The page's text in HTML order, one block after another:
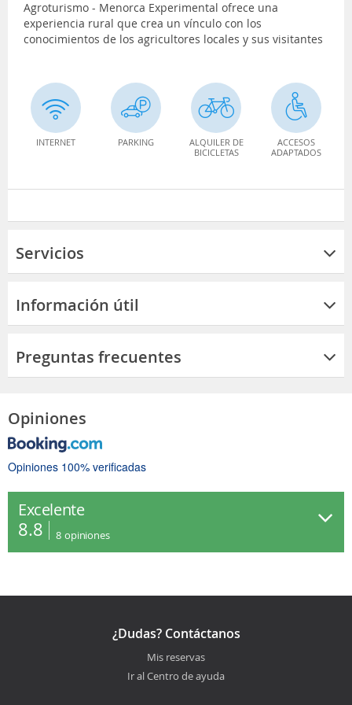
Agroturismo - Menorca Experimental ofrece una
experiencia rural que crea un vínculo con los
conocimientos de los agricultores locales y sus visitantes
INTERNET PARKING
ALQUILER DE
BICICLETAS
ACCESOS
ADAPTADOS
Servicios
Información útil
Preguntas frecuentes
Opiniones
Opiniones 100% verificadas
Excelente
8.8 8 opiniones
¿Dudas? Contáctanos
Mis reservas
Ir al Centro de ayuda